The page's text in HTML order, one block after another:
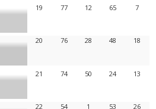
19 77 12 65 7
20 76 28 48 18
21 74 50 24 13
22 54 1 53 26